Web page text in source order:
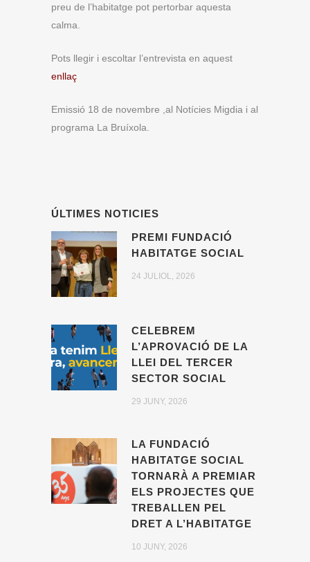
preu de l’habitatge pot pertorbar aquesta
calma.
Pots llegir i escoltar l’entrevista en aquest
enllaç
Emissió 18 de novembre ,al Notícies Migdia i al
programa La Bruíxola.
ÚLTIMES NOTICIES
PREMI FUNDACIÓ
HABITATGE SOCIAL
24 JULIOL, 2026
CELEBREM
L’APROVACIÓ DE LA
LLEI DEL TERCER
SECTOR SOCIAL
29 JUNY, 2026
LA FUNDACIÓ
HABITATGE SOCIAL
TORNARÀ A PREMIAR
ELS PROJECTES QUE
TREBALLEN PEL
DRET A L’HABITATGE
10 JUNY, 2026